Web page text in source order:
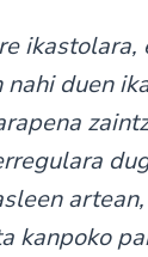
ikastolara,
duen
kanpoko